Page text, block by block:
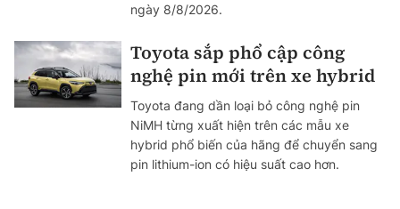
ngày 8/8/2026.
Toyota sắp phổ cập công
nghệ pin mới trên xe hybrid
Toyota đang dần loại bỏ công nghệ pin
NiMH từng xuất hiện trên các mẫu xe
hybrid phổ biến của hãng để chuyển sang
pin lithium-ion có hiệu suất cao hơn.